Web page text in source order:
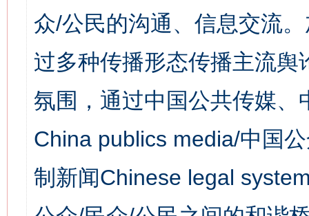
众/公民的沟通、信息交流
过多种传播形态传播主流
氛围，通过中国公共传媒
China publics media/中国
制新闻Chinese legal